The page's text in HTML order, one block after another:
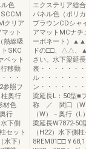
色
クリア
ット
熱線吸
SKC
ット
移動
・・
参照フ
奥行
材色
行
下側
セット
下）
エクステリア総
パネル色（ポリ
ブラウンCDシャ
アマットMCナチ
ーボネート）▲▲
ドの□□、△△、
さい。水下梁延
表・・・・・・
ル・・・・・・
ン・・・・・・
梁延長L：50型■
称 ／ 間口（W
（W）－奥行（
梁延長W7872-50
（H22）水下側
8REM01□□￥